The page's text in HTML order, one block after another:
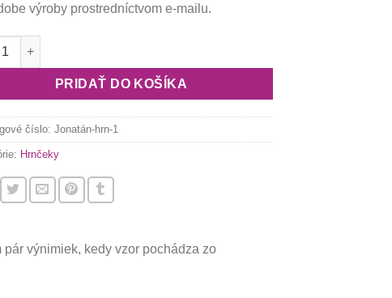
výroby prostredníctvom e-mailu.
Jonatán | Hrnček
PRIDAŤ DO KOŠÍKA
číslo: Jonatán-hrn-1
Hrnčeky
výnimiek, kedy vzor pochádza zo